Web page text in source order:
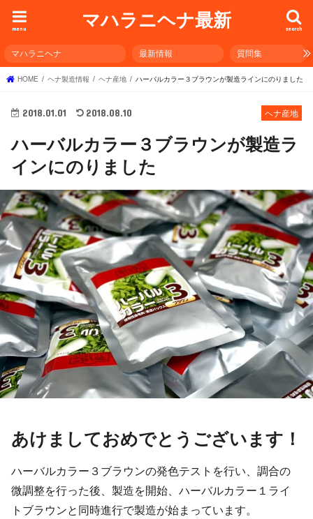
マハラニヘナ最新 search
menu
マハラニヘナ 最新情報 質問集
HOME ヘナ製造情報 ヘナ産地 ハーバルカラー３ブラウンが製造ラインにのりました
ヘナ産地
2018.01.01 2018.08.10
ハーバルカラー３ブラウンが製造ラ
インにのりました
あけましておめでとうございます！
ハーバルカラー３ブラウンの発色テストを行い、調合の
微調整を行った後、製造を開始、ハーバルカラー１ライ
トブラウンと同時進行で製造が始まっています。